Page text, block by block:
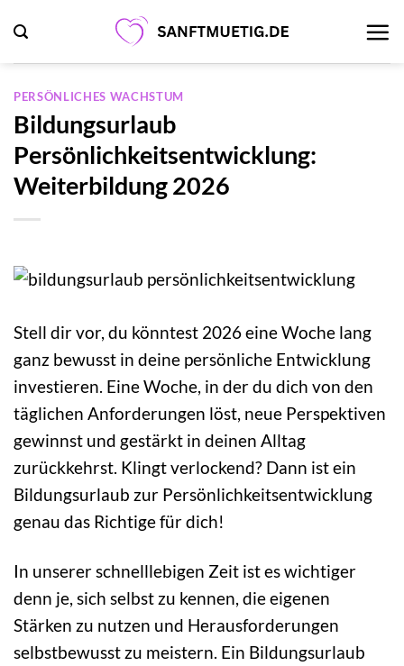
Inhalt
springen
PERSÖNLICHES WACHSTUM
Bildungsurlaub
Persönlichkeitsentwicklung:
Weiterbildung 2026
Stell dir vor, du könntest 2026 eine Woche lang
ganz bewusst in deine persönliche Entwicklung
investieren. Eine Woche, in der du dich von den
täglichen Anforderungen löst, neue Perspektiven
gewinnst und gestärkt in deinen Alltag
zurückkehrst. Klingt verlockend? Dann ist ein
Bildungsurlaub zur Persönlichkeitsentwicklung
genau das Richtige für dich!
In unserer schnelllebigen Zeit ist es wichtiger
denn je, sich selbst zu kennen, die eigenen
Stärken zu nutzen und Herausforderungen
selbstbewusst zu meistern. Ein Bildungsurlaub